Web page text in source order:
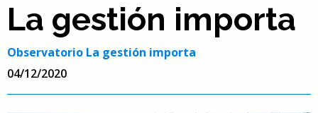
La gestión importa
Observatorio La gestión importa
04/12/2020